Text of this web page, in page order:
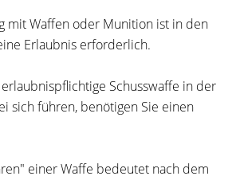
mit Waffen oder Munition ist in den
Erlaubnis erforderlich.
Schusswaffe in der
sich führen, benötigen Sie einen
einer Waffe bedeutet nach dem